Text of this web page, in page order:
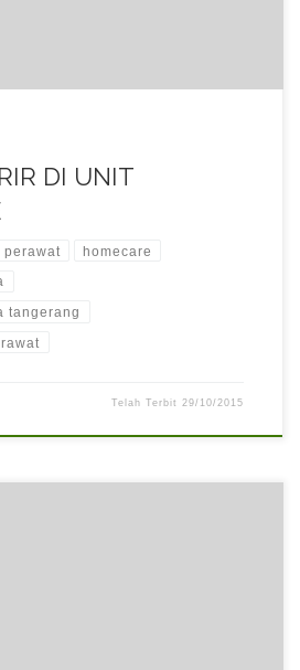
DI UNIT
perawat homecare
tangerang
Telah Terbit 29/10/2015